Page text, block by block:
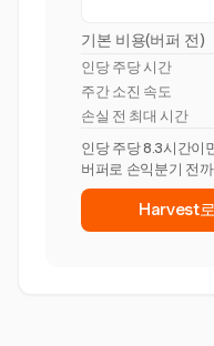
기본 비용(버퍼 전)
인당 주당 시간
주간 소진 속도
손실 전 최대 시간
인당 주당 8.3시간이
버퍼로 손익분기 전
Harvest